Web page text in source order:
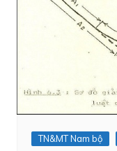
TN&MT Nam bộ